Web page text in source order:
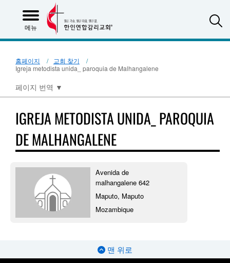
메뉴
홈페이지
교회 찾기
Igreja metodista unida_ paroquia de Malhangalene
페이지 번역 ▼
IGREJA METODISTA UNIDA_ PAROQUIA
DE MALHANGALENE
Avenida de
malhangalene 642
Maputo, Maputo
Mozambique
맨 위로